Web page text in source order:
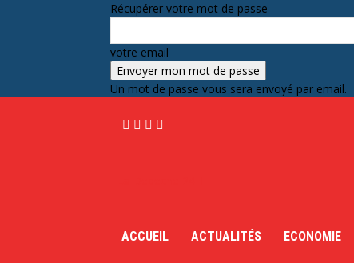
Récupérer votre mot de passe
votre email
Un mot de passe vous sera envoyé par email.
ACCUEIL ACTUALITÉS ECONOMIE